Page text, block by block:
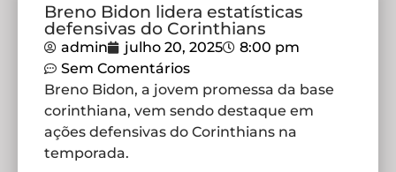
Breno Bidon lidera estatísticas
defensivas do Corinthians
admin julho 20, 2025
8:00 pm
Sem Comentários
Breno Bidon, a jovem promessa da base
corinthiana, vem sendo destaque em
ações defensivas do Corinthians na
temporada.